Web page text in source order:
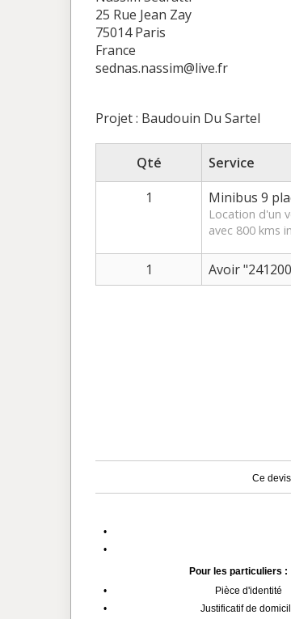
25 Rue Jean Zay
75014 Paris
France
sednas.nassim@live.fr
Projet : Baudouin Du Sartel
Qté Service
1
Minibus 9
Location d'un
avec 800 kms
1 Avoir
Ce
•
•
Pour les particuliers :
•
Pièce d'identité
•
Justificatif de